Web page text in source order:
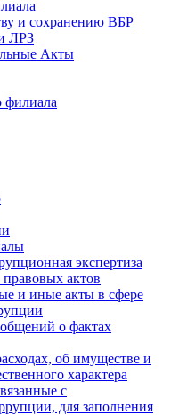
и сохранению ВБР
ЛРЗ
Акты
филиала
экспертиза
актов
и иные акты в сфере
о фактах
об имуществе и
характера
с
для заполнения